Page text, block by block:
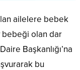
ailelere bebek
bebeği olan dar
Başkanlığı’na
bu